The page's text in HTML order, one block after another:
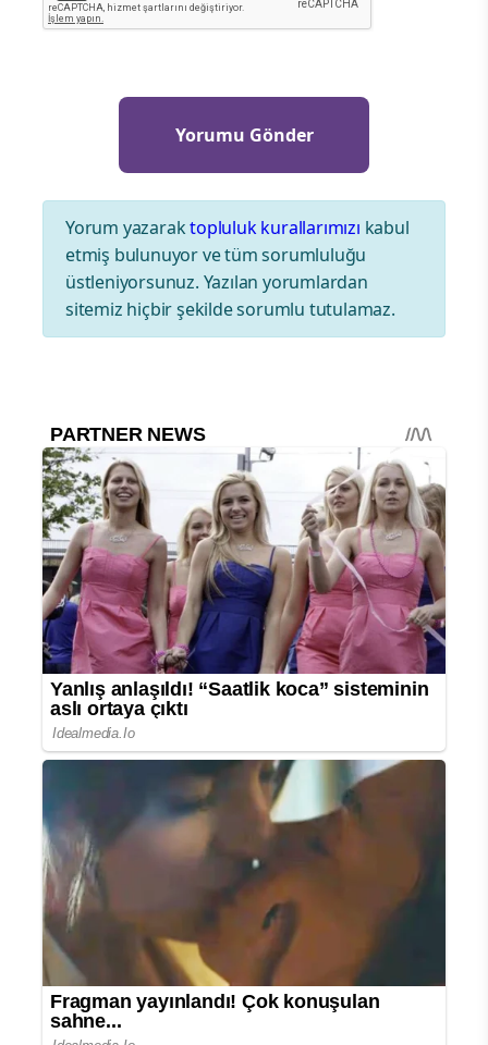
Yorum yazaraktopluluk kurallarımızı kabul
etmiş bulunuyor ve tüm sorumluluğu
üstleniyorsunuz. Yazılan yorumlardan
sitemiz hiçbir şekilde sorumlu tutulamaz.